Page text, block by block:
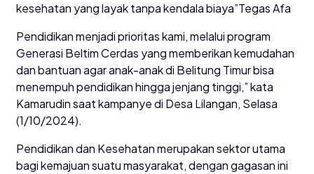
kesehatan yang layak tanpa kendala biaya”Tegas Afa
Pendidikan menjadi prioritas kami, melalui program
Generasi Beltim Cerdas yang memberikan kemudahan
dan bantuan agar anak-anak di Belitung Timur bisa
menempuh pendidikan hingga jenjang tinggi,” kata
Kamarudin saat kampanye di Desa Lilangan, Selasa
(1/10/2024).
Pendidikan dan Kesehatan merupakan sektor utama
bagi kemajuan suatu masyarakat, dengan gagasan ini